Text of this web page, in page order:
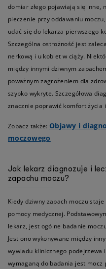
domiar złego pojawiają się inne,
pieczenie przy oddawaniu
udać się do lekarza pierwszego
Szczególna ostrożność jest
nerkową i u kobiet w ciąży.
między innymi dziwnym
poważnym zagrożeniem dla
szybko wykryte. Szczegółowa
znacznie poprawić komfort życia
Zobacz także: Objawy i
moczowego
Jak lekarz diagnozuje i
zapachu moczu?
Kiedy dziwny zapach moczu
pomocy medycznej.
lekarz, jest ogólne badanie
Jest ono wykonywane między
wywiadu klinicznego podejrzewa
wymaganą do badania jest